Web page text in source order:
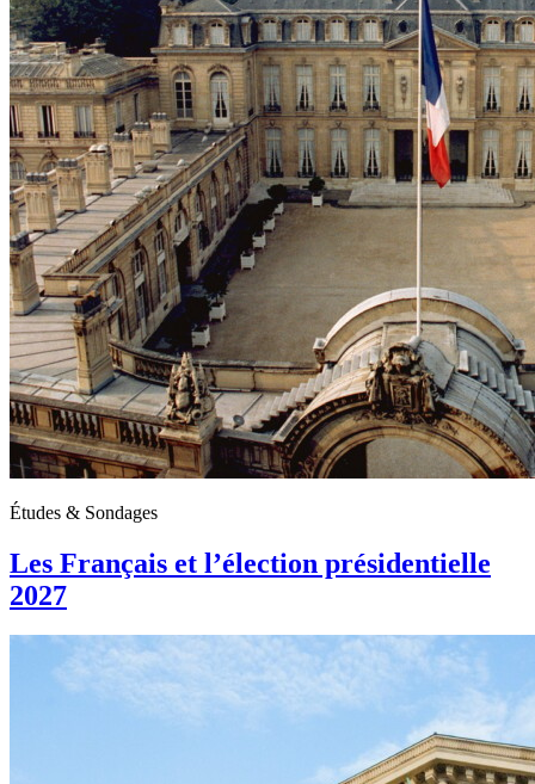
Études & Sondages
Les Français et l’élection présidentielle
2027